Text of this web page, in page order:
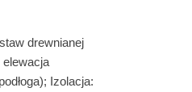
drewnianej
Izolacja: